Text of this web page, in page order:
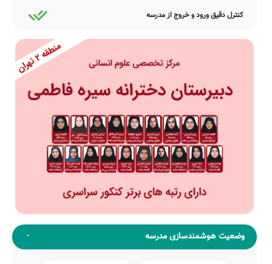
کنترل دقیق ورود و خروج از مدرسه
وضعیت هوشمندسازی مدرسه